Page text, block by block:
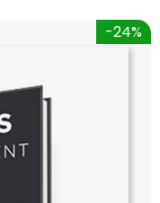
-24%